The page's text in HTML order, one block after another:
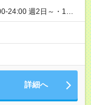
24:00 週2日～・1日
昼帯 9:00-14:00 〇午
夜帯 22:00-翌5:00 基
詳細へ